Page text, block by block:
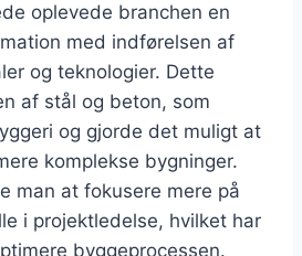
oplevede branchen en
med indførelsen af
og teknologier. Dette
af stål og beton, som
og gjorde det muligt at
komplekse bygninger.
man at fokusere mere på
i projektledelse, hvilket har
byggeprocessen.